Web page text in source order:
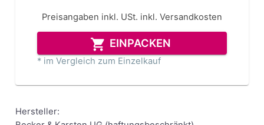
Preisangaben inkl. USt. inkl. Versandkosten
EINPACKEN
* im Vergleich zum Einzelkauf
Hersteller: